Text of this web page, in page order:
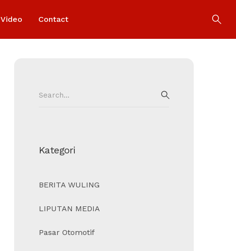
Video Contact
for:
Kategori
BERITA WULING
LIPUTAN MEDIA
Pasar Otomotif